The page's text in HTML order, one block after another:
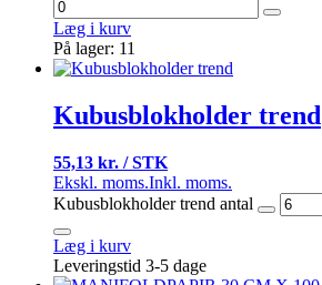
Læg i kurv
På lager: 11
Kubusblokholder trend
55,13 kr. / STK
Ekskl. moms.Inkl. moms.
Kubusblokholder trend antal
Læg i kurv
Leveringstid 3-5 dage